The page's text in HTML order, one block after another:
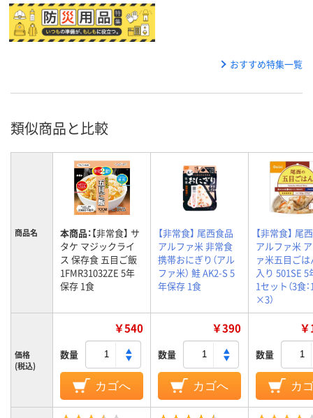
おすすめ特集一覧
類似商品と比較
商品名 本商品：【非常食】 サ
タケ マジックライ
ス 保存食 五目ご飯
1FMR31032ZE 5年
保存 1食
【非常食】 尾西食品
アルファ米 非常食
携帯おにぎり（アル
ファ米） 鮭 AK2-S 5
年保存 1食
【非常食】 尾
アルファ米
ァ米五目ご
入り 501SE 5
1セット（3食
×3）
価格
(税込)
￥540
数量
カゴへ
￥390
数量
カゴへ
数量
カ